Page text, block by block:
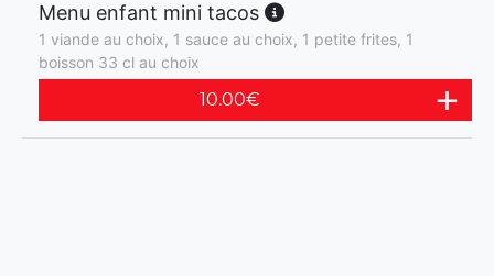
Menu enfant mini tacos
1 viande au choix, 1 sauce au choix, 1 petite frites, 1
boisson 33 cl au choix
10.00€